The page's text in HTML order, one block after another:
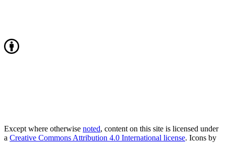
Except where otherwise noted, content on this site is licensed under
a Creative Commons Attribution 4.0 International license. Icons by